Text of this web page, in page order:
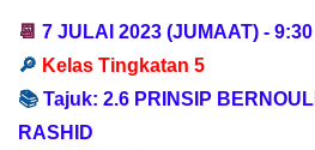
📆 7 JULAI 2023 (JUMAAT) -
🔎 Kelas Tingkatan 5
📚 Tajuk: 2.6 PRINSIP
RASHID